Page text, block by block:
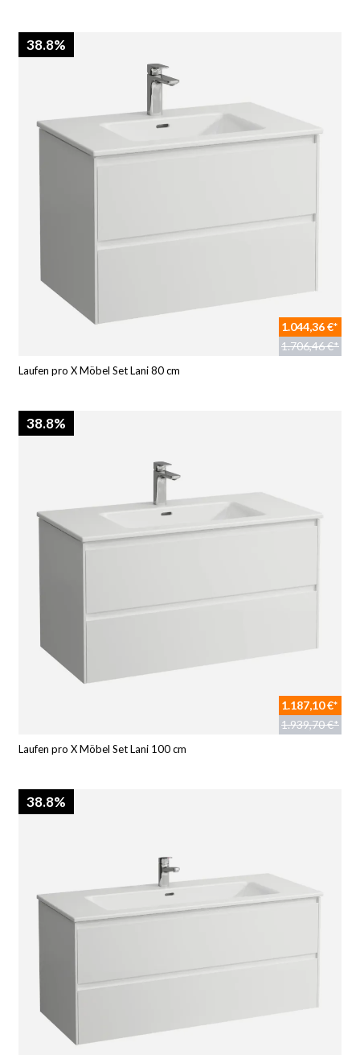
38.8%
1.044,36 €*
1.706,46 €*
Laufen pro X Möbel Set Lani 80 cm
38.8%
1.187,10 €*
1.939,70 €*
Laufen pro X Möbel Set Lani 100 cm
38.8%